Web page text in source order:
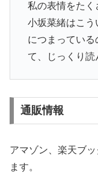
私の表情をたく
小坂菜緒はこ
につまってい
て、じっくり読
通販情報
アマゾン、楽天ブ
ます。